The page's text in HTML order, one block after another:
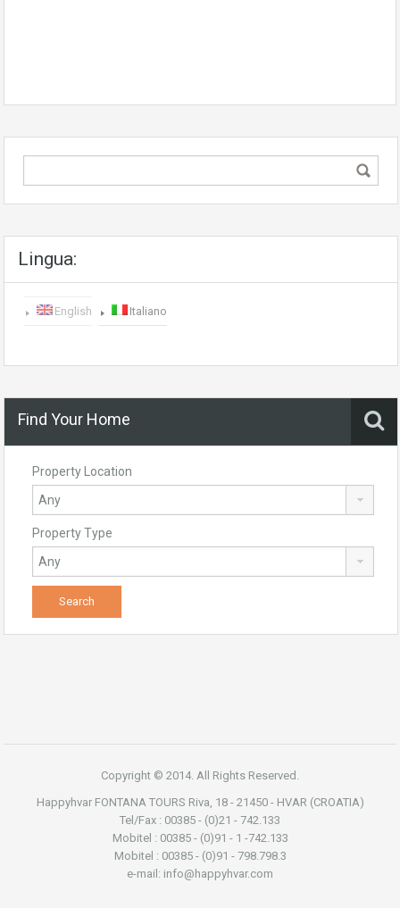
Lingua:
English Italiano
Find Your Home
Property Location
Property Type
Copyright © 2014. All Rights Reserved.
Happyhvar FONTANA TOURS Riva, 18 - 21450 - HVAR (CROATIA)
Tel/Fax : 00385 - (0)21 - 742.133
Mobitel : 00385 - (0)91 - 1 -742.133
Mobitel : 00385 - (0)91 - 798.798.3
e-mail: info@happyhvar.com